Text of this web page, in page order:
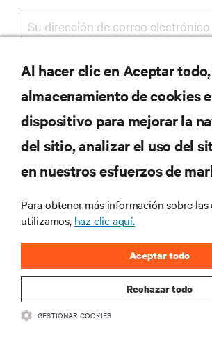
REGISTRARSE
RECURSOS
CORPORATIVO
SÍGANOS
Al hacer clic en Aceptar
almacenamiento de cookies
dispositivo para mejorar la
del sitio, analizar el uso del
en nuestros esfuerzos de
Para obtener más información sobre las
utilizamos, haz clic aquí.
Rechazar todo
Aceptar todo
GESTIONAR COOKIES